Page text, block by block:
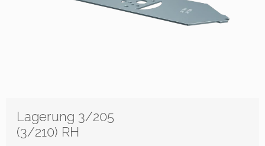
Lagerung 3/205
(3/210) RH